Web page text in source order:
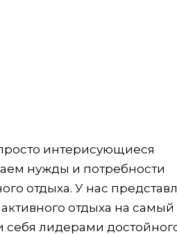
интерисующиеся
нужды и потребности
отдыха. У нас
отдыха на
себя лидерами